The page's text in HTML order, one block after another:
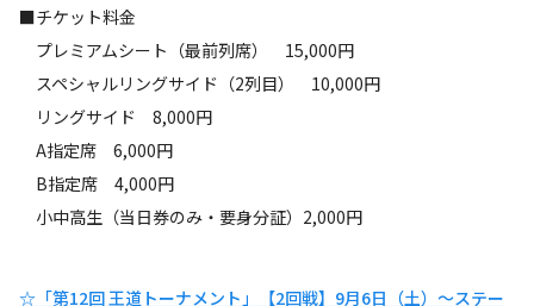
■チケット料金
プレミアムシート（最前列席） 15,000円
スペシャルリングサイド（2列目） 10,000円
リングサイド 8,000円
A指定席 6,000円
B指定席 4,000円
小中高生（当日券のみ・要身分証）2,000円
☆「第12回 王道トーナメント」【2回戦】9月6日（土）～ステー